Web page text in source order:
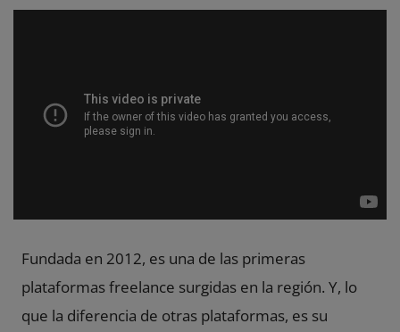
Fundada en 2012, es una de las primeras
plataformas freelance surgidas en la región. Y, lo
que la diferencia de otras plataformas, es su